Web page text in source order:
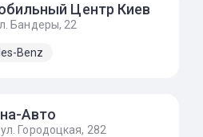
Центр Киев
Бандеры, 22
Benz
Авто
Городоцкая, 282